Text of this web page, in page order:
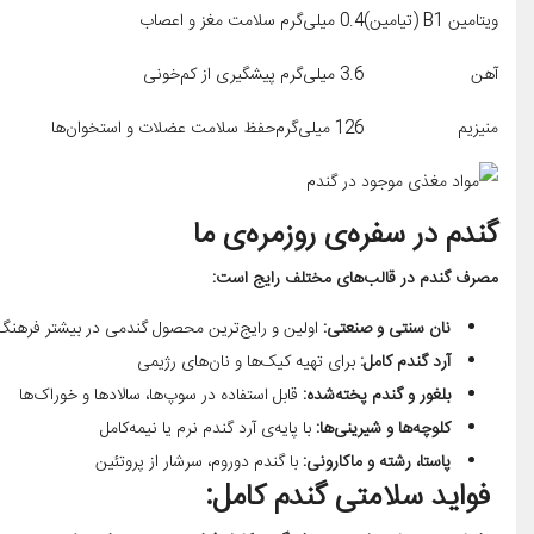
ویتامین B1 (تیامین) 0.4 میلی‌گرم
سلامت مغز و اعصاب
آهن
3.6 میلی‌گرم
پیشگیری از کم‌خونی
منیزیم
126 میلی‌گرم حفظ سلامت عضلات و استخوان‌ها
گندم در سفره‌ی روزمره‌ی ما
مصرف گندم در قالب‌های مختلف رایج است:
نان سنتی و صنعتی: اولین و رایج‌ترین محصول گندمی در بیشتر
آرد گندم کامل: برای تهیه کیک‌ها و نان‌های رژیمی
بلغور و گندم پخته‌شده: قابل استفاده در سوپ‌ها، سالادها و خوراک‌ها
کلوچه‌ها و شیرینی‌ها: با پایه‌ی آرد گندم نرم یا نیمه‌کامل
پاستا، رشته و ماکارونی: با گندم دوروم، سرشار از پروتئین
فواید سلامتی گندم کامل: